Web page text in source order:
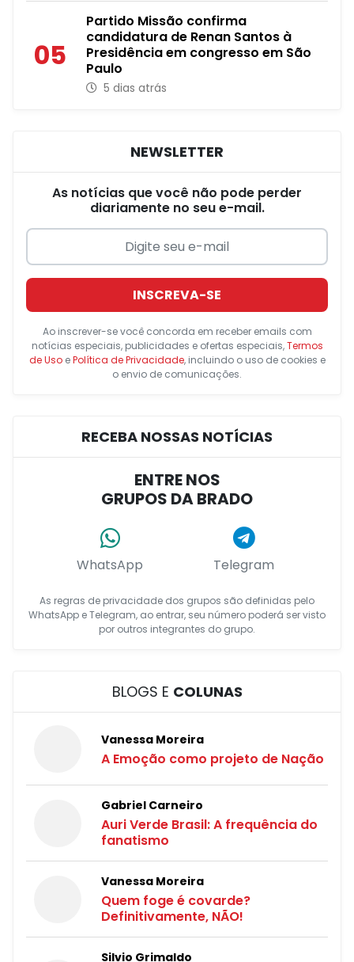
05
Partido Missão confirma
candidatura de Renan Santos à
Presidência em congresso em São
Paulo
5 dias atrás
NEWSLETTER
As notícias que você não pode perder
diariamente no seu e-mail.
INSCREVA-SE
Ao inscrever-se você concorda em receber emails com
notícias especiais, publicidades e ofertas especiais,Termos
de UsoePolítica de Privacidade, incluindo o uso de cookies e
o envio de comunicações.
RECEBA NOSSAS NOTÍCIAS
ENTRE NOS
GRUPOS DA BRADO
WhatsApp Telegram
As regras de privacidade dos grupos são definidas pelo
WhatsApp e Telegram, ao entrar, seu número poderá ser visto
por outros integrantes do grupo.
BLOGS E COLUNAS
Vanessa Moreira
A Emoção como projeto de Nação
Gabriel Carneiro
Auri Verde Brasil: A frequência do
fanatismo
Vanessa Moreira
Quem foge é covarde?
Definitivamente, NÃO!
Silvio Grimaldo